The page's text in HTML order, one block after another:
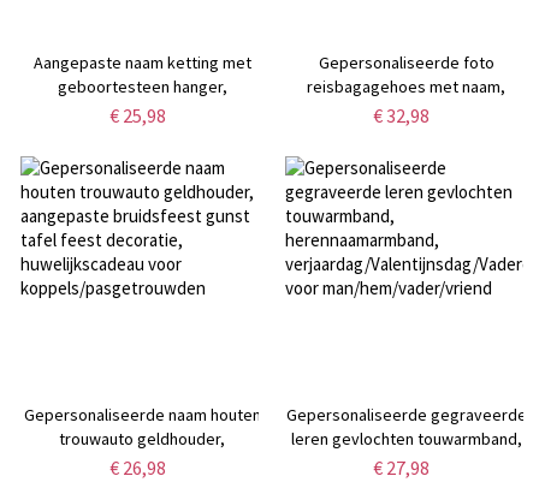
Aangepaste naam ketting met
geboortesteen hanger,
gepersonaliseerde
ketting,
Valentijnsdag/Moederdag/verjaardagscadeau
voor haar
€ 25,98
Gepersonaliseerde foto
reisbagagehoes met naam,
aangepaste
geschikt voor 18-28 inch bagage,
cadeau voor
koppels/familie/reiziger
€ 32,98
Gepersonaliseerde naam houten
trouwauto geldhouder,
aangepaste bruidsfeest gunst
€ 26,98
Gepersonaliseerde gegraveerde
leren gevlochten touwarmband,
herennaamarmband,
€ 27,98